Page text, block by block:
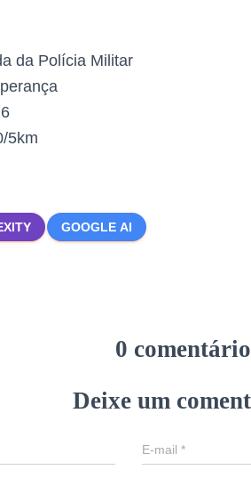
da Polícia Militar
5km
GOOGLE AI
0 comentário
Deixe um
E-mail*